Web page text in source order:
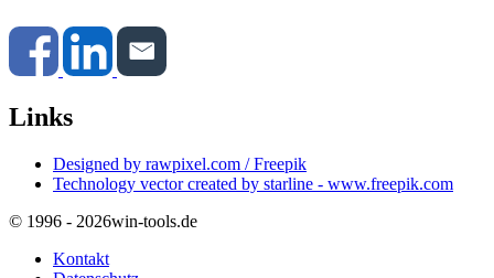
Links
Designed by rawpixel.com / Freepik
Technology vector created by starline - www.freepik.com
© 1996 - 2026win-tools.de
Kontakt